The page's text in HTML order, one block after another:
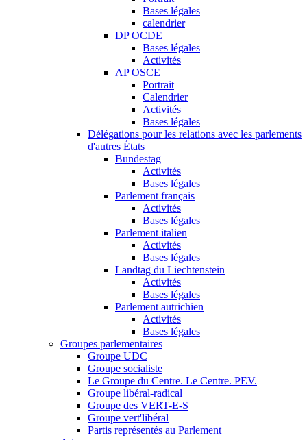
Bases légales
calendrier
DP OCDE
Bases légales
Activités
AP OSCE
Portrait
Calendrier
Activités
Bases légales
Délégations pour les relations avec les parlements
d'autres États
Bundestag
Activités
Bases légales
Parlement français
Activités
Bases légales
Parlement italien
Activités
Bases légales
Landtag du Liechtenstein
Activités
Bases légales
Parlement autrichien
Activités
Bases légales
Groupes parlementaires
Groupe UDC
Groupe socialiste
Le Groupe du Centre. Le Centre. PEV.
Groupe libéral-radical
Groupe des VERT-E-S
Groupe vert'libéral
Partis représentés au Parlement